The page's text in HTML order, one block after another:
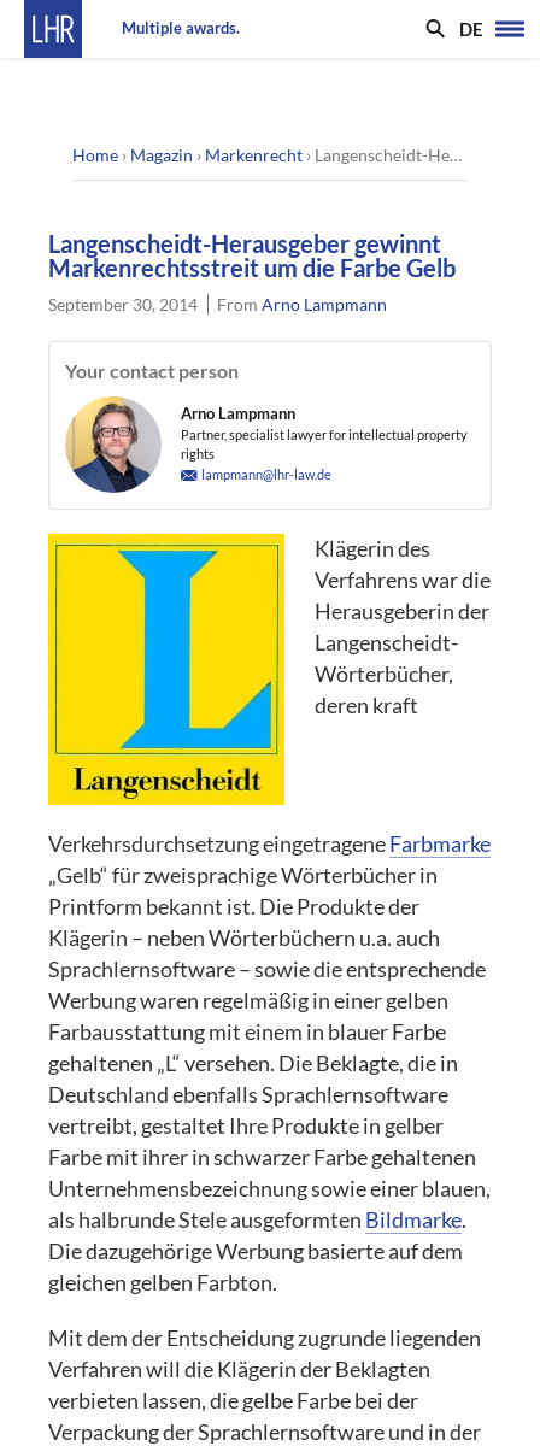
Multiple awards. DE
Home › Magazin › Markenrecht › Langenscheidt-Herausgeber gewinnt Markenrechtsstreit um die Farbe Gelb
Langenscheidt-Herausgeber gewinnt
Markenrechtsstreit um die Farbe Gelb
September 30, 2014 FromArno Lampmann
Your contact person
Arno Lampmann
Partner, specialist lawyer for intellectual property
rights
lampmann@lhr-law.de
Klägerin des
Verfahrens war die
Herausgeberin der
Langenscheidt-
Wörterbücher,
deren kraft
Verkehrsdurchsetzung eingetrageneFarbmarke
„Gelb“ für zweisprachige Wörterbücher in
Printform bekannt ist. Die Produkte der
Klägerin – neben Wörterbüchern u.a. auch
Sprachlernsoftware – sowie die entsprechende
Werbung waren regelmäßig in einer gelben
Farbausstattung mit einem in blauer Farbe
gehaltenen „L“ versehen. Die Beklagte, die in
Deutschland ebenfalls Sprachlernsoftware
vertreibt, gestaltet Ihre Produkte in gelber
Farbe mit ihrer in schwarzer Farbe gehaltenen
Unternehmensbezeichnung sowie einer blauen,
als halbrunde Stele ausgeformten Bildmarke.
Die dazugehörige Werbung basierte auf dem
gleichen gelben Farbton.
Mit dem der Entscheidung zugrunde liegenden
Verfahren will die Klägerin der Beklagten
verbieten lassen, die gelbe Farbe bei der
Verpackung der Sprachlernsoftware und in der